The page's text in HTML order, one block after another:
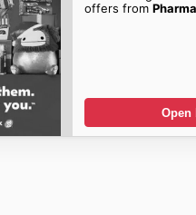
offers from
Open